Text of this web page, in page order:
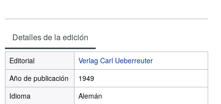
Detalles de la edición
Editorial
Verlag Carl Ueberreuter
Año de publicación
1949
Idioma
Alemán